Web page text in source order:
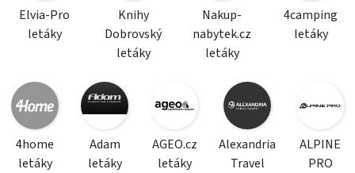
Elvia-Pro
letáky
Knihy
Dobrovský
letáky
Nakup-
nabytek.cz
letáky
4camping
letáky
4home
letáky
Adam
letáky
AGEO.cz
letáky
Alexandria
Travel
ALPINE
PRO